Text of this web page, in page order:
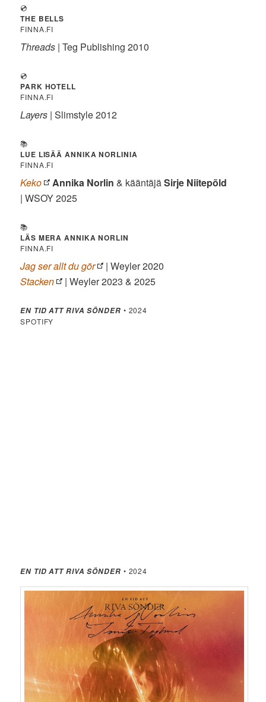
💿
THE BELLS
FINNA.FI
Threads | Teg Publishing 2010
💿
PARK HOTELL
FINNA.FI
Layers | Slimstyle 2012
📚
LUE LISÄÄ ANNIKA NORLINIA
FINNA.FI
Keko Annika Norlin & kääntäjäSirje Niitepõld
| WSOY 2025
📚
LÄS MERA ANNIKA NORLIN
FINNA.FI
Jag ser allt du gör
| Weyler 2020
Stacken
| Weyler 2023 & 2025
EN TID ATT RIVA SÖNDER • 2024
SPOTIFY
EN TID ATT RIVA SÖNDER • 2024